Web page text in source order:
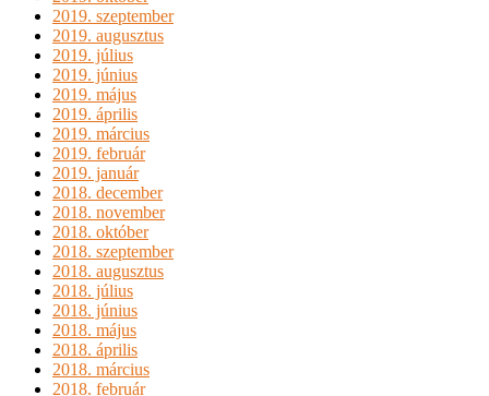
2019. szeptember
2019. augusztus
2019. július
2019. június
2019. május
2019. április
2019. március
2019. február
2019. január
2018. december
2018. november
2018. október
2018. szeptember
2018. augusztus
2018. július
2018. június
2018. május
2018. április
2018. március
2018. február